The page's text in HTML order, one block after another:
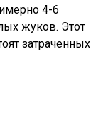
4-6
жуков. Этот
затраченных